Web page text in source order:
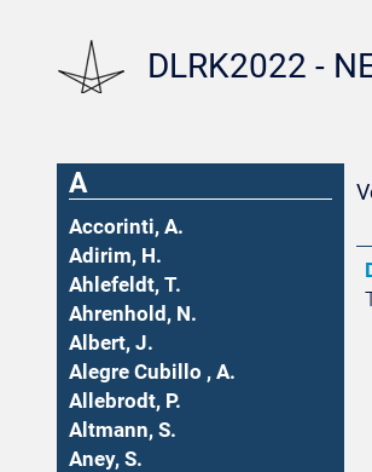
DLRK2022 -
A
Accorinti, A.
Adirim, H.
Ahlefeldt, T.
Ahrenhold, N.
Albert, J.
Alegre Cubillo , A.
Allebrodt, P.
Altmann, S.
Aney, S.